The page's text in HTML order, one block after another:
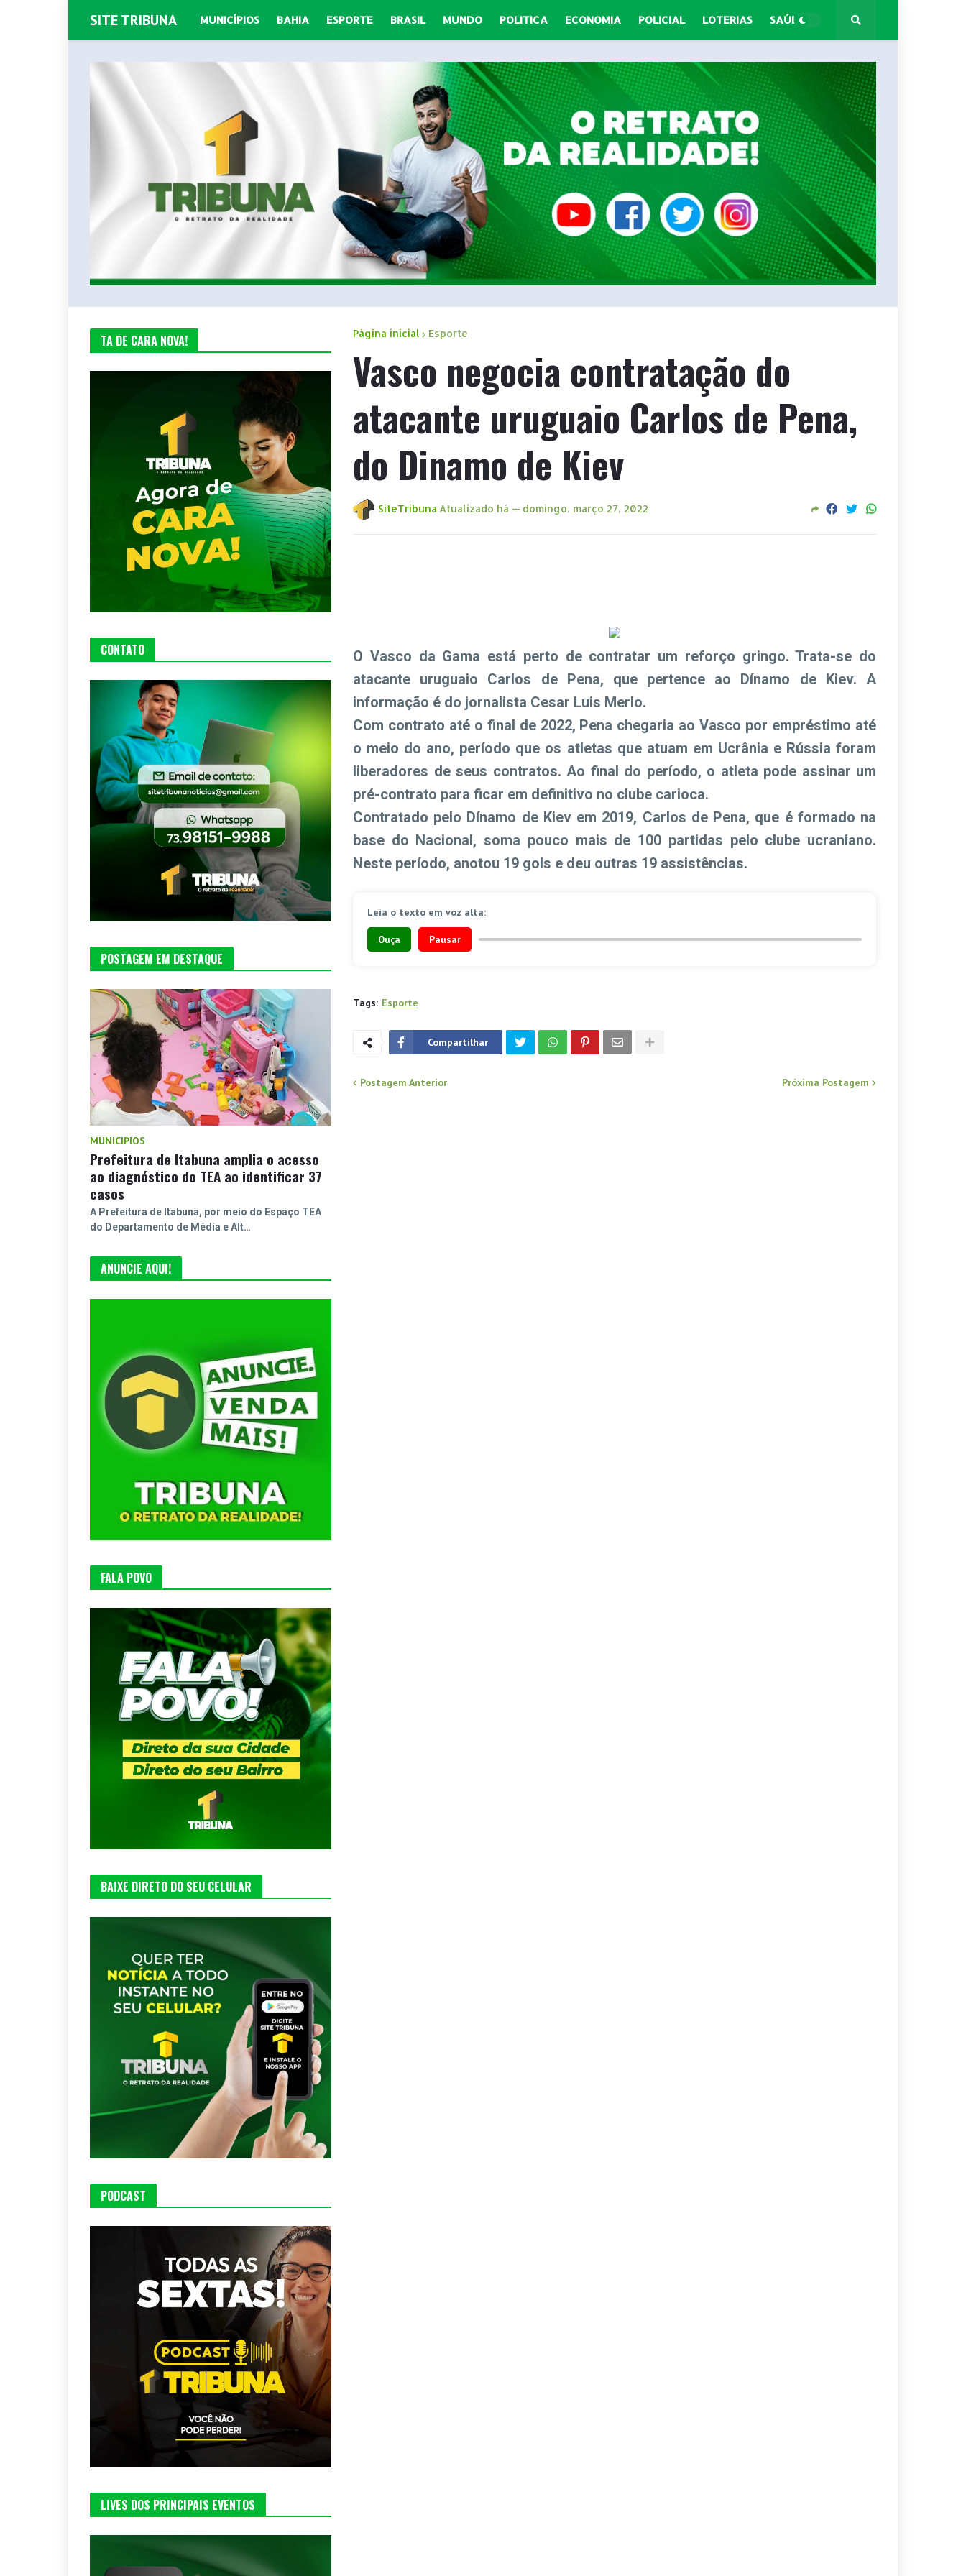
SITE TRIBUNA MUNICÍPIOS BAHIA ESPORTE BRASIL MUNDO POLITICA ECONOMIA POLICIAL LOTERIAS SAÚDE
Página inicial Esporte
Vasco negocia contratação do
atacante uruguaio Carlos de Pena,
do Dinamo de Kiev
SiteTribuna Atualizado há — domingo, março 27, 2022
O Vasco da Gama está perto de contratar um reforço gringo. Trata-se do
atacante uruguaio Carlos de Pena, que pertence ao Dínamo de Kiev. A
informação é do jornalista Cesar Luis Merlo.
Com contrato até o final de 2022, Pena chegaria ao Vasco por empréstimo até
o meio do ano, período que os atletas que atuam em Ucrânia e Rússia foram
liberadores de seus contratos. Ao final do período, o atleta pode assinar um
pré-contrato para ficar em definitivo no clube carioca.
Contratado pelo Dínamo de Kiev em 2019, Carlos de Pena, que é formado na
base do Nacional, soma pouco mais de 100 partidas pelo clube ucraniano.
Neste período, anotou 19 gols e deu outras 19 assistências.
Leia o texto em voz alta:
Ouça Pausar
Tags: Esporte
Compartilhar
Postagem Anterior Próxima Postagem
TA DE CARA NOVA!
CONTATO
POSTAGEM EM DESTAQUE
MUNICIPIOS
Prefeitura de Itabuna amplia o acesso
ao diagnóstico do TEA ao identificar 37
casos
A Prefeitura de Itabuna, por meio do Espaço TEA
do Departamento de Média e Alt…
ANUNCIE AQUI!
FALA POVO
BAIXE DIRETO DO SEU CELULAR
PODCAST
LIVES DOS PRINCIPAIS EVENTOS